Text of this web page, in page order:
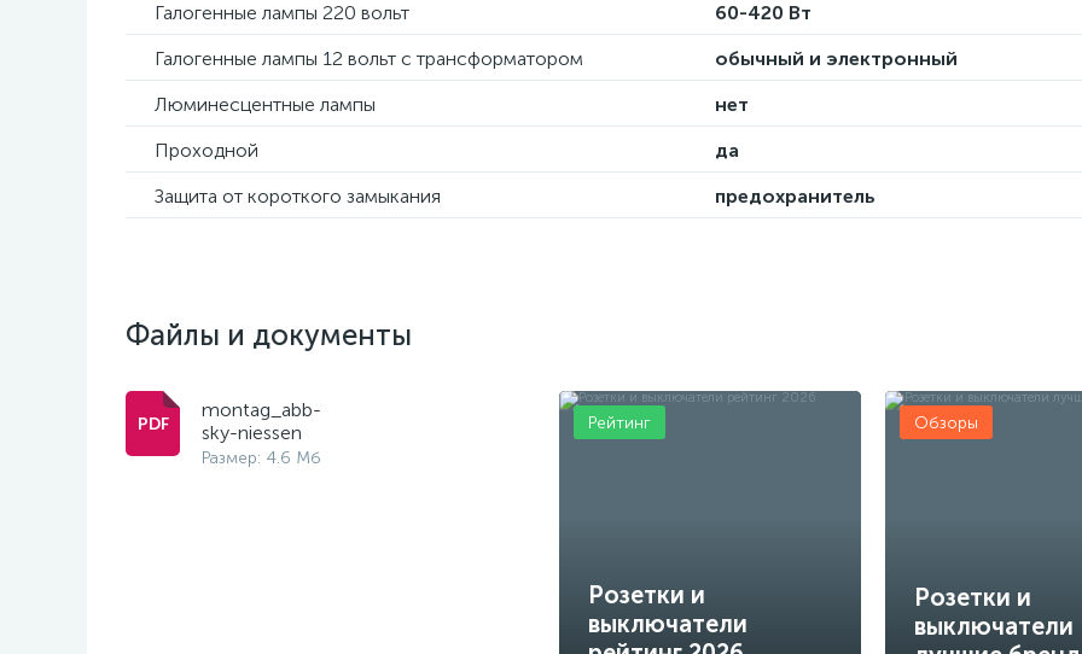
Галогенные лампы 220 вольт
60-420 Вт
Галогенные лампы 12 вольт с трансформатором
обычный и электронный
Люминесцентные лампы
нет
Проходной
да
Защита от короткого замыкания
предохранитель
Файлы и документы
montag_abb-
sky-niessen
Размер: 4.6 Мб
Розетки и
выключатели
Рейтинг
Розетки и
выключатели
Обзоры